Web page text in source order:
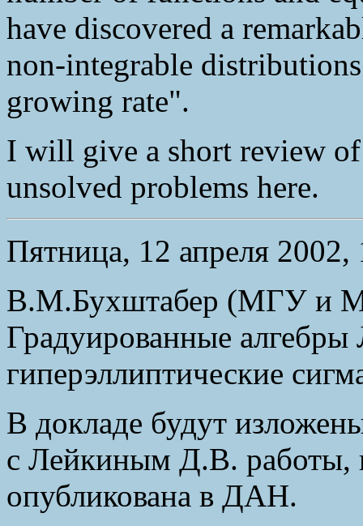
have discovered a
non-integrable
growing rate".
I will give a short review
unsolved problems here.
Пятница, 12 апреля 2002,
В.М.Бухштабер (МГУ и
Градуированные
гиперэллиптические
В докладе будут
с Лейкиным Д.В. работы,
опубликована в ДАН.